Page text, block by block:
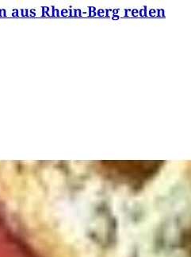
aus Rhein-Berg reden